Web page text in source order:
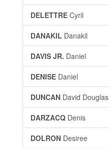
DELETTRE Cyril
DANAKIL Danakil
DAVIS JR. Daniel
DENISE Daniel
DUNCAN David Douglas
DARZACQ Denis
DOLRON Desiree